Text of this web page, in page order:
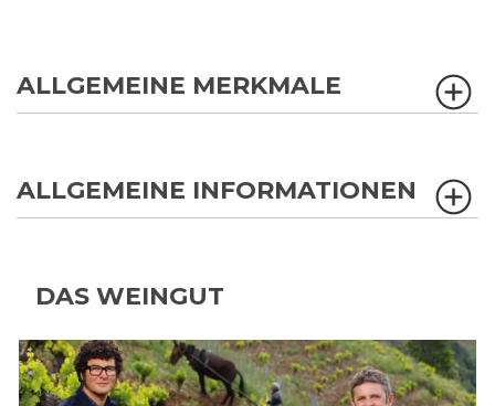
ALLGEMEINE MERKMALE
ALLGEMEINE INFORMATIONEN
DAS WEINGUT